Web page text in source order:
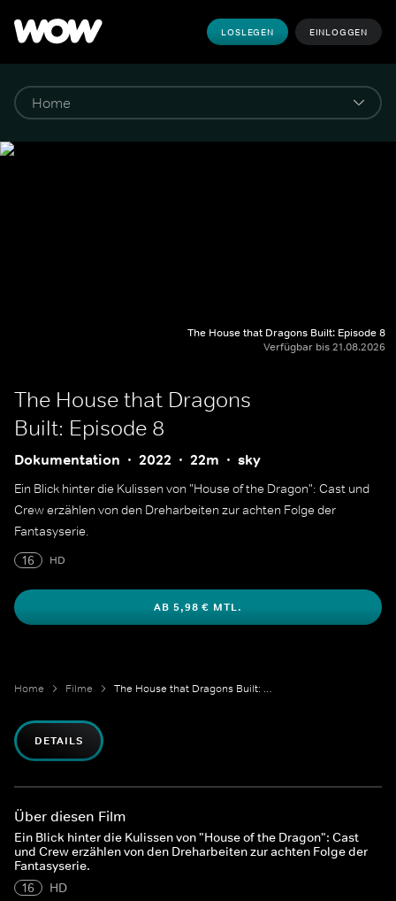
LOSLEGEN EINLOGGEN
The House that Dragons Built: Episode 8
Verfügbar bis 21.08.2026
The House that Dragons
Built: Episode 8
Dokumentation 2022 22m sky
Ein Blick hinter die Kulissen von "House of the Dragon": Cast und
Crew erzählen von den Dreharbeiten zur achten Folge der
Fantasyserie.
16
HD
AB 5,98 € MTL.
Home Filme The House that Dragons Built: Episode 8
DETAILS
Über diesen Film
Ein Blick hinter die Kulissen von "House of the Dragon": Cast
und Crew erzählen von den Dreharbeiten zur achten Folge der
Fantasyserie.
16
HD